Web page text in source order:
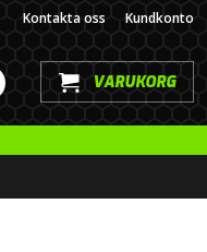
Kontakta oss Kundkonto
VARUKORG